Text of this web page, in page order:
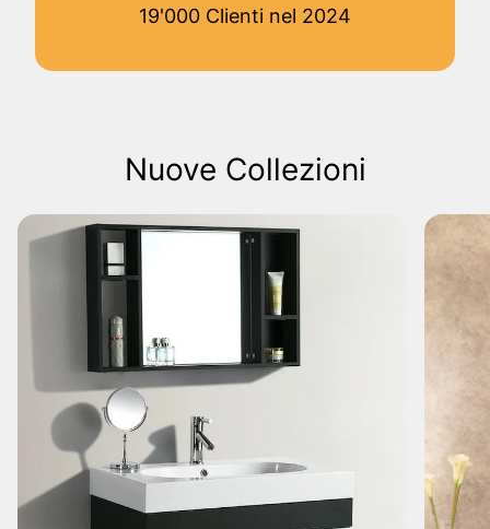
19'000 Clienti nel 2024
Nuove Collezioni